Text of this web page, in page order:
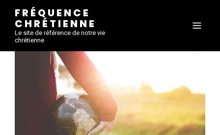
FRÉQUENCE
CHRÉTIENNE
Le site de référence de notre vie
chrétienne